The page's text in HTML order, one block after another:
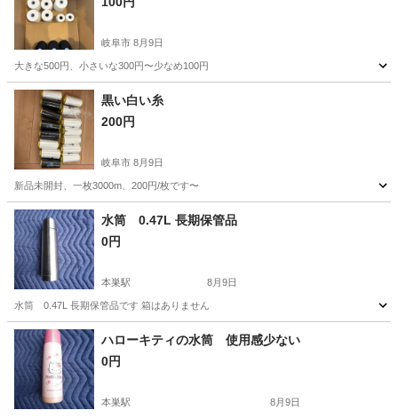
岐阜市 8月9日
大きな500円、小さいな300円〜少なめ100円
岐阜 岐阜市 その他
黒い白い糸
200円
岐阜市 8月9日
新品未開封、一枚3000m、200円/枚です〜
岐阜 岐阜市 その他 新品水筒 0.47L 長期保管品
0円
本巣駅 8月9日
水筒 0.47L 長期保管品です 箱はありません
岐阜 岐阜市 家庭用品
ハローキティの水筒 使用感少ない
0円
本巣駅 8月9日